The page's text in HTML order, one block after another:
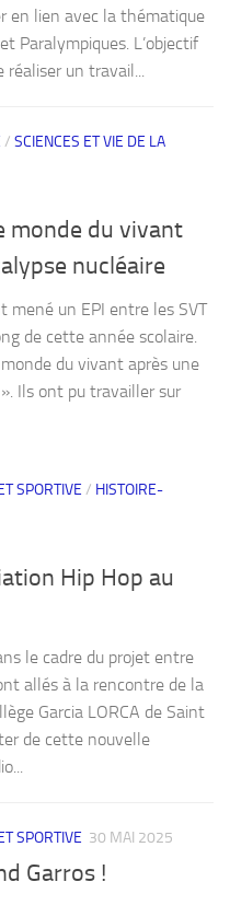
en lien avec la thématique
Paralympiques. L’objectif
un travail...
/ SCIENCES ET VIE DE LA
monde du vivant
nucléaire
mené un EPI entre les SVT
de cette année scolaire.
du vivant après une
Ils ont pu travailler sur
SPORTIVE / HISTOIRE-
Hip Hop au
le cadre du projet entre
allés à la rencontre de la
Garcia LORCA de Saint
de cette nouvelle
SPORTIVE 30 MAI 2025
Garros !